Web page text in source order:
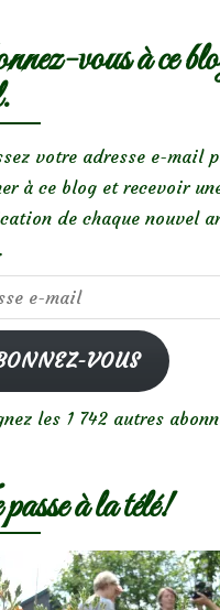
vous à ce
votre adresse e-mail
à ce blog et recevoir
de chaque nouvel
VOUS
les 1 742 autres
à la télé!